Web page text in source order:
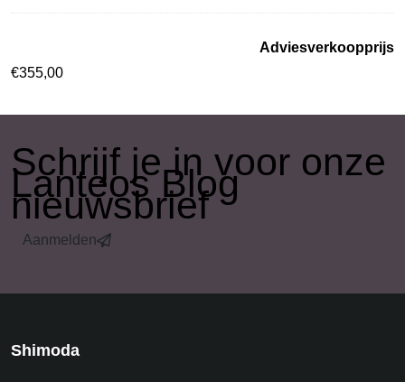
Adviesverkoopprijs
€355,00
​Schrijf je in voor onze
Lanteos Blog
nieuwsbrief
Aanmelden
Shimoda